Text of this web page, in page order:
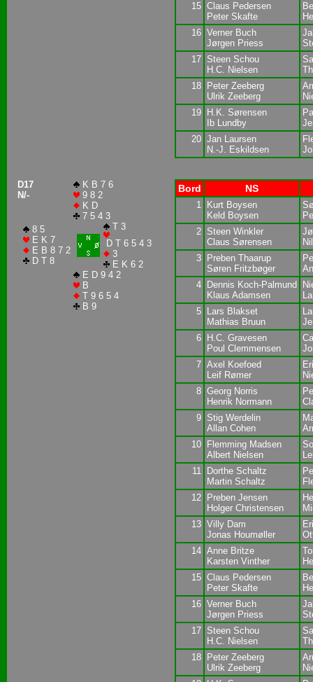
15 Claus Pedersen
Peter Skafte
16 Verner Buch
Jørgen Priess
17 Steen Schou
H.C. Nielsen
18
Peter Zeeberg
Ulrik Zeeberg
19
H.K. Sørensen
Ib Lundby
20 Jan Laursen
N.-J. Eskildsen
D17
N/-
K B 7 6
9 8 2
K D
7 5 4 3
8 5
E K 7
E B 8 7 2
D T 8
T 3
D T 6 5 4 3
3
E K 6 2
E D 9 4 2
B
T 9 6 5 4
B 9
Bord NS
1
Kurt Boysen
Keld Boysen
2 Steen Winkler
Claus Sørensen
3
Preben Thaarup
Søren Fritzbøger
4
Dennis Koch-Palmund
Klaus Adamsen
5
Lars Blakset
Mathias Bruun
6
H.C. Gravesen
Poul Clemmensen
7 Axel Koefoed
Leif Rømer
8 Georg Norris
Henrik Normann
9 Stig Werdelin
Allan Cohen
10
Flemming Madsen
Albert Nielsen
11
Dorthe Schaltz
Martin Schaltz
12
Preben Jensen
Holger Christensen
13 Villy Dam
Jonas Houmøller
14 Anne Britze
Karsten Vinther
15 Claus Pedersen
Peter Skafte
16 Verner Buch
Jørgen Priess
17 Steen Schou
H.C. Nielsen
18
Peter Zeeberg
Ulrik Zeeberg